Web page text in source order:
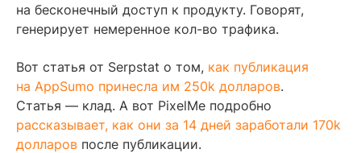
на бесконечный доступ к продукту. Говорят,
генерирует немеренное кол-во трафика.
Вот статья от Serpstat о том, как публикация
на AppSumo принесла им 250k долларов.
Статья — клад. А вот PixelMe подробно
рассказывает, как они за 14 дней заработали 170k
долларов после публикации.